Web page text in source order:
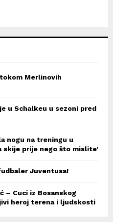
Merlinovih
u Schalkeu u sezoni pred
nogu na treningu u
skije prije nego što mislite’
Juventusa!
– Cuci iz Bosanskog
heroj terena i ljudskosti